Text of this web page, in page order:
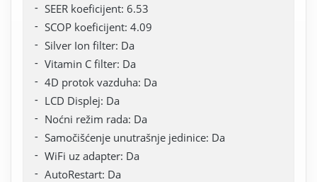
SEER koeficijent: 6.53
SCOP koeficijent: 4.09
Silver Ion filter: Da
Vitamin C filter: Da
4D protok vazduha: Da
LCD Displej: Da
Noćni režim rada: Da
Samočišćenje unutrašnje jedinice: Da
WiFi uz adapter: Da
AutoRestart: Da